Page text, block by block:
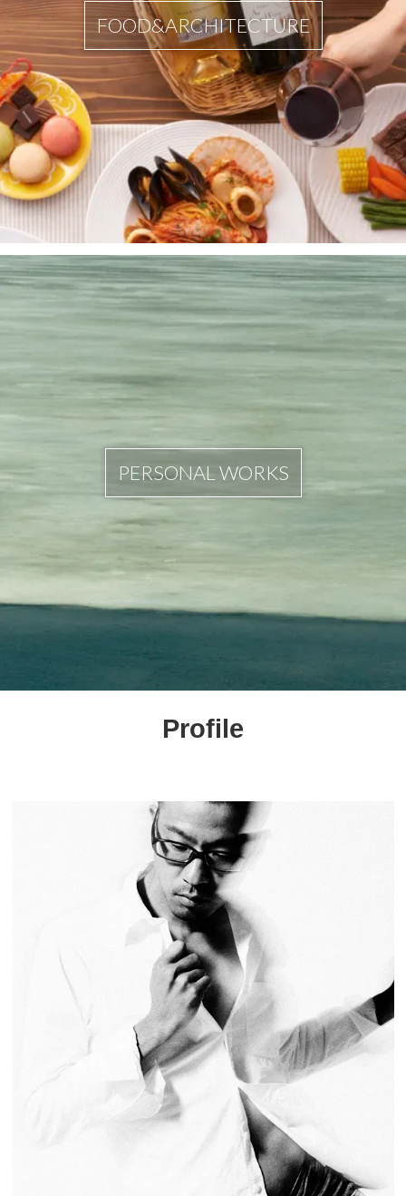
FOOD&ARCHITECTURE
PERSONAL WORKS
Profile